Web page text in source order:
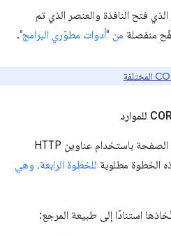
فتح النافذة والعنصر الذي تم
من "أدوات مطوّري البرامج" .
تأكَّد من تحميل جميع الموارد في الصفحة باستخدام عناوين HTTP
للخطوة الرابعة، وهي
استنادًا إلى طبيعة المرجع: